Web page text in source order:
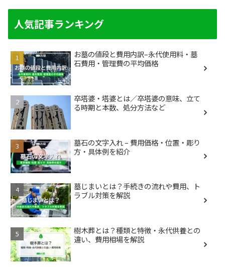
人気記事ランキング
お墓の値段と費用内訳–永代使用料・墓
石費用・管理費の平均価格
卒塔婆・塔婆とは／卒塔婆の意味、立て
る時期と本数、処分方法など
墓石の文字入れ – 費用価格・位置・彫り
方・具体例を紹介
墓じまいとは？手続きの流れや費用、ト
ラブル対策を解説
樹木葬とは？種類と特徴・永代供養との
違い、費用相場を解説